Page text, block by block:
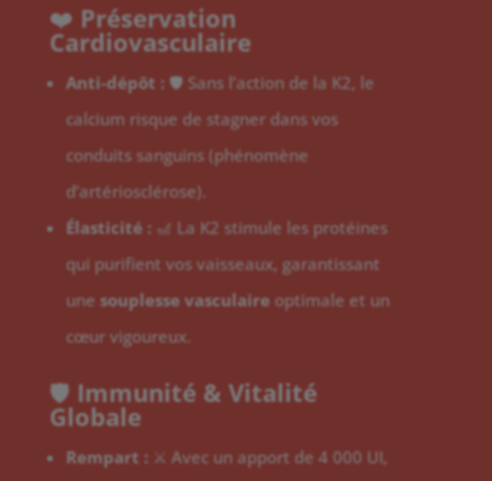
❤️ Préservation
Cardiovasculaire
Anti-dépôt : 🛡️ Sans l’action de la K2, le
calcium risque de stagner dans vos
conduits sanguins (phénomène
d’artériosclérose).
Élasticité : 🎢 La K2 stimule les protéines
qui purifient vos vaisseaux, garantissant
une souplesse vasculaireoptimale et un
cœur vigoureux.
🛡️ Immunité & Vitalité
Globale
Rempart : ⚔️ Avec un apport de 4 000 UI,